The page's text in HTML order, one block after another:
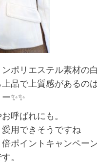
ポリエステル素材の
品で上質感があるの
✨✨
呼ばれにも。
用できそうですね
ポイントキャンペー
。